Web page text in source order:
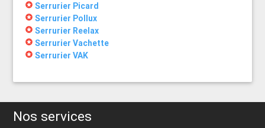
stars Serrurier Picard
stars Serrurier Pollux
stars Serrurier Reelax
stars Serrurier Vachette
stars Serrurier VAK
Nos services